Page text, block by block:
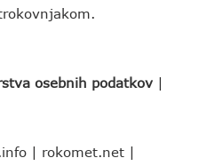
osebnih podatkov |
| rokomet.net |